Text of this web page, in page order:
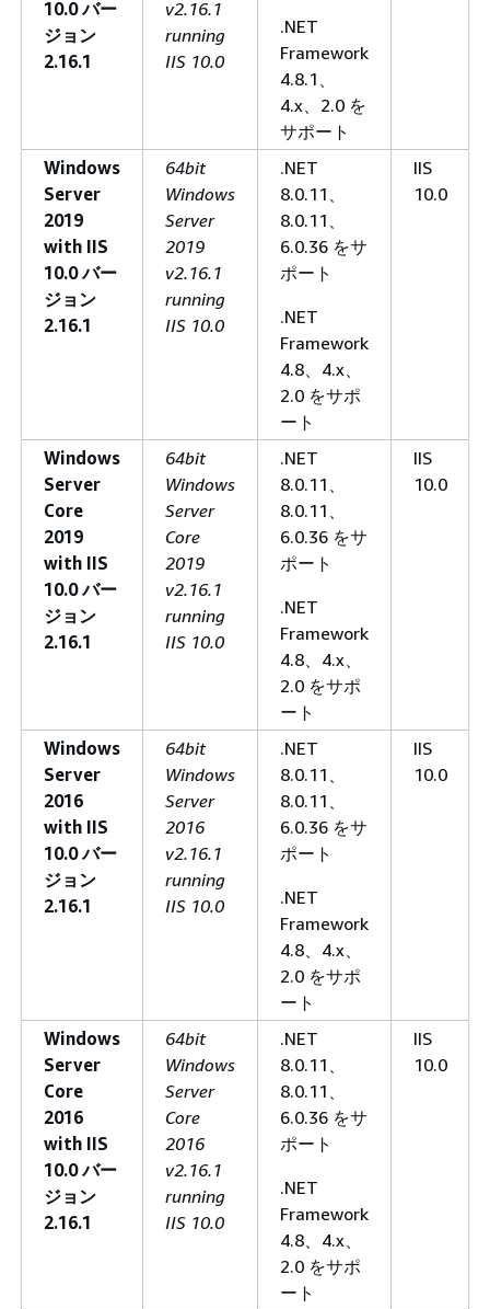
10.0 バー
ジョン
2.16.1
v2.16.1
running
IIS 10.0
.NET
Framework
4.8.1、
4.x、2.0 を
サポート
Windows
Server
2019
with IIS
10.0 バー
ジョン
2.16.1
64bit
Windows
Server
2019
v2.16.1
running
IIS 10.0
.NET
8.0.11、
8.0.11、
6.0.36 をサ
ポート
.NET
Framework
4.8、4.x、
2.0 をサポ
ート
IIS
10.0
Windows
Server
Core
2019
with IIS
10.0 バー
ジョン
2.16.1
64bit
Windows
Server
Core
2019
v2.16.1
running
IIS 10.0
.NET
8.0.11、
8.0.11、
6.0.36 をサ
ポート
.NET
Framework
4.8、4.x、
2.0 をサポ
ート
IIS
10.0
Windows
Server
2016
with IIS
10.0 バー
ジョン
2.16.1
64bit
Windows
Server
2016
v2.16.1
running
IIS 10.0
.NET
8.0.11、
8.0.11、
6.0.36 をサ
ポート
.NET
Framework
4.8、4.x、
2.0 をサポ
ート
IIS
10.0
Windows
Server
Core
2016
with IIS
10.0 バー
ジョン
2.16.1
64bit
Windows
Server
Core
2016
v2.16.1
running
IIS 10.0
.NET
8.0.11、
8.0.11、
6.0.36 をサ
ポート
.NET
Framework
4.8、4.x、
2.0 をサポ
ート
IIS
10.0